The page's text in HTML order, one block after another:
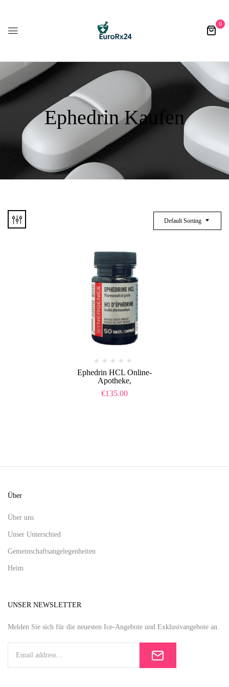
0
Ephedrin Kaufen
Default Sorting
Ephedrin HCL Online-
Apotheke,
€135.00
Über
Über uns
Unser Unterschied
Gemeinschaftsangelegenheiten
Heim
UNSER NEWSLETTER
Melden Sie sich für die neuesten Ice-Angebote und Exklusivangebote an.